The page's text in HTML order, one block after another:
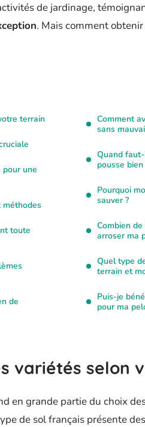
de jardinage,
. Mais comment
terrain
une
méthodes
toute
de
Comment
sans
Quand
pousse bien
Pourquoi
sauver ?
Combien
arroser ma
Quel type
terrain et
Puis-je
pour ma
variétés selon
en grande partie du choix
de sol français présente